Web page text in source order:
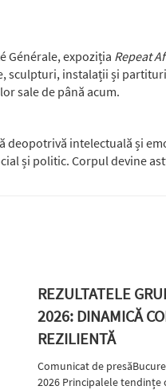
Générale, expoziția Repeat
sculpturi, instalații și
sale de până acum.
deopotrivă intelectuală și
și politic. Corpul devine
REZULTATELE
2026: DINAMICĂ
REZILIENTĂ
Comunicat de
2026 Principalele tendințe